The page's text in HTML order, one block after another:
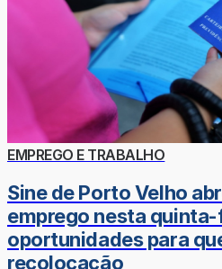
EMPREGO E TRABALHO
Sine de Porto Velho
emprego nesta
oportunidades para
recolocação